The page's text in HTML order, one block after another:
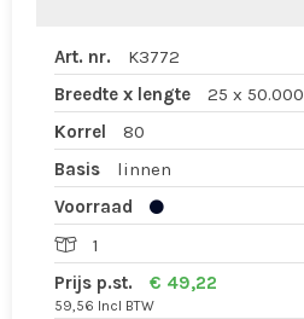
Art. nr.
K3772
Breedte x lengte
25 x 50.000
Korrel
80
Basis
linnen
Voorraad
1
Prijs p.st.
€ 49,22
59,56 Incl BTW